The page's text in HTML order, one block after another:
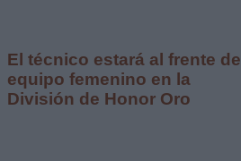
El técnico estará al frente del
equipo femenino en la
División de Honor Oro